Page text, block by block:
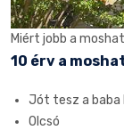
Miért jobb a
10 érv a
Jót tesz a baba
Olcsó